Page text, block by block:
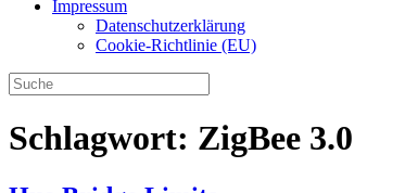
Impressum
Datenschutzerklärung
Cookie-Richtlinie (EU)
Schlagwort: ZigBee 3.0